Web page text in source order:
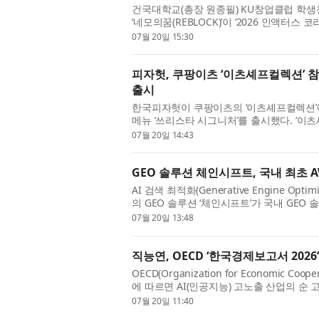
건국대학교(총장 원종필) KU창업클럽 학
‘네모의꿈(REBLOCK)’이 ‘2026 인액터스
다. 네모의꿈 팀은 이번 우승으로 상금
07월 20일 15:30
피자헛, 쿠팡이츠 ‘이츠셰프컬렉션’
출시
한국피자헛이 쿠팡이츠의 ‘이츠셰프컬렉
메뉴 ‘쓰리스타 시그니처’를 출시했다. ‘이
업을 통해 새로운 메뉴를 선보이는 프로젝
07월 20일 14:43
GEO 솔루션 체인시프트, 국내 최초
AI 검색 최적화(Generative Engine
의 GEO 솔루션 ‘체인시프트’가 국내
AWS) 마켓플레이스(Marketplace)에 등록
07월 20일 13:48
직능연, OECD ‘한국경제보고서
OECD(Organization for Economic
에 따르면 AI(인공지능) 고노출 산업의 순
국직업능력연구원(원장 고혜원)은 7월 7일
07월 20일 11:40